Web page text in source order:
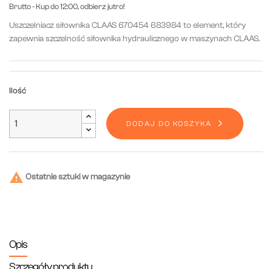
Brutto- Kup do 12:00, odbierz jutro!
Uszczelniacz siłownika CLAAS 670454 683984 to element, który
zapewnia szczelność siłownika hydraulicznego w maszynach CLAAS.
Ilość
DODAJ DO KOSZYKA
 Ostatnie sztuki w magazynie
Opis